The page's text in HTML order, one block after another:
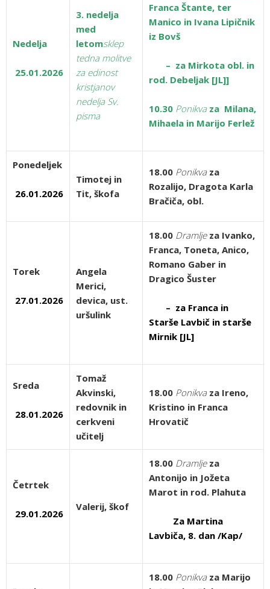
Nedelja
25.01.2026
3. nedelja
med
letomsklep
tedna molitve
za edinost
kristjanov
nedelja Sv.
pisma
Franca Štante, ter
Manico in Ivana Lipičnik
iz Bovš
– za Mirkota obl. in
rod. Debeljak [JL]]
10.30 Ponikva za Milana,
Mihaela in Marijo Ferlež
Ponedeljek
26.01.2026
Timotej in
Tit, škofa
18.00 Ponikva za
Rozalijo, Dragota Karla
Bračiča, obl.
Torek
27.01.2026
Angela
Merici,
devica, ust.
uršulink
18.00 Dramlje za Ivanko,
Franca, Toneta, Anico,
Romano Gaber in
Dragico Šuster
– za Franca in
Starše Lavbič in starše
Mirnik [JL]
Sreda
28.01.2026
Tomaž
Akvinski,
redovnik in
cerkveni
učitelj
18.00 Ponikvaza Ireno,
Kristino in Franca
Hrovatič
Četrtek
29.01.2026
Valerij, škof
18.00 Dramlje za
Antonijo in Jožeta
Marot in rod. Plahuta
Za Martina
Lavbiča, 8. dan /Kap/
18.00 Ponikvaza Marijo